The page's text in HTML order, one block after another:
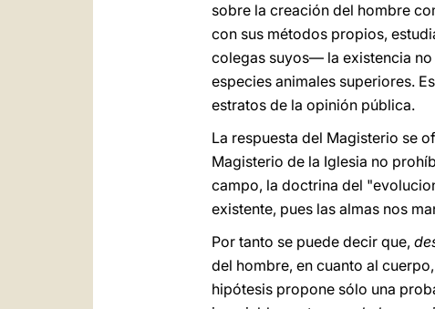
sobre la creación del hombre
con sus métodos propios,
colegas suyos— la existencia
especies animales superiores.
estratos de la opinión pública.
La respuesta del Magisterio se
Magisterio de la Iglesia no
campo, la doctrina del
existente, pues las almas nos
Por tanto se puede decir que,
del hombre, en cuanto al
hipótesis propone sólo una